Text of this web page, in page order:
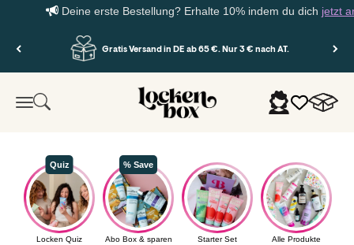
Deine erste Bestellung? Erhalte 10% indem du dich jetzt
Zum Inhalt springen
Gratis Versand in DE ab 65 €. Nur 3 € nach AT.
MenüSuche Lockenbox.com Anmelden
Quiz
Locken Quiz
% Save
Abo Box & sparen Starter Set Alle Produkte